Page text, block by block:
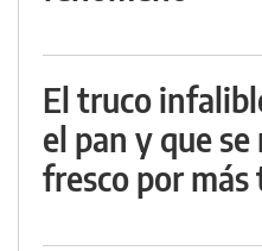
El truco
el pan y que
fresco por